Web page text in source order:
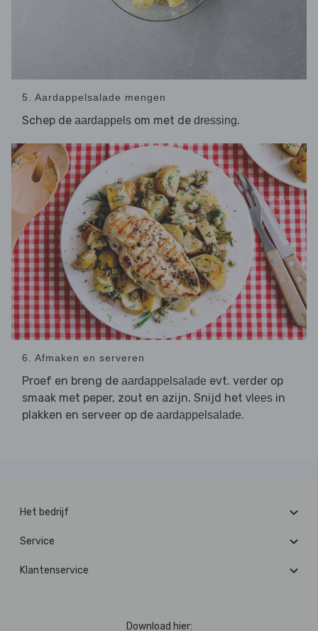
5. Aardappelsalade mengen
Schep de aardappels om met de dressing.
6. Afmaken en serveren
Proef en breng de aardappelsalade evt. verder op
smaak met peper, zout en azijn. Snijd het vlees in
plakken en serveer op de aardappelsalade.
Het bedrijf
Service
Klantenservice
Download hier: